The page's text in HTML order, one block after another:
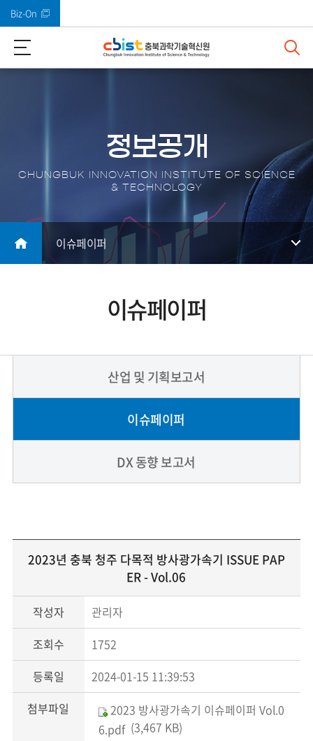
Biz-On
정보공개
CHUNGBUK INNOVATION INSTITUTE OF SCIENCE
& TECHNOLOGY
이슈페이퍼
이슈페이퍼
산업 및 기획보고서
이슈페이퍼
DX 동향 보고서
2023년 충북 청주 다목적 방사광가속기 ISSUE PAP
ER - Vol.06
작성자
관리자
조회수
1752
등록일
2024-01-15 11:39:53
첨부파일
2023 방사광가속기 이슈페이퍼 Vol.0
6.pdf(3,467 KB)